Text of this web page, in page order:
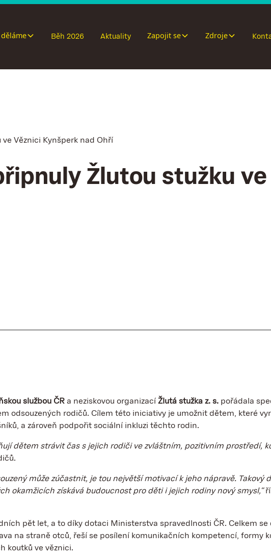
děláme Běh 2026 Aktuality Zapojit se Zdroje
Věznici Kynšperk nad Ohří
Žlutou stužku ve
službou ČR a neziskovou organizací Žlutá stužka z. s. pořádala
odsouzených rodičů. Cílem této iniciativy je umožnit dětem, které
a zároveň podpořit sociální inkluzi těchto rodin.
dětem strávit čas s jejich rodiči ve zvláštním, pozitivním prostředí,
může zúčastnit, je tou největší motivací k jeho nápravě. Takový
okamžicích získává budoucnost pro děti i jejich rodiny nový smysl,“
pět let, a to díky dotaci Ministerstva spravedlnosti ČR. Celkem
na straně otců, řeší se posílení komunikačních kompetencí, formy
koutků ve věznici.